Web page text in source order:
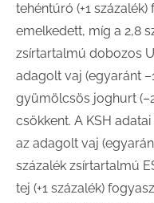
tehéntúró (+1
emelkedett, míg a 2,8
zsírtartalmú dobozos
adagolt vaj (egyaránt
gyümölcsös joghurt
csökkent. A KSH
az adagolt vaj
százalék zsírtartalmú
tej (+1 százalék)